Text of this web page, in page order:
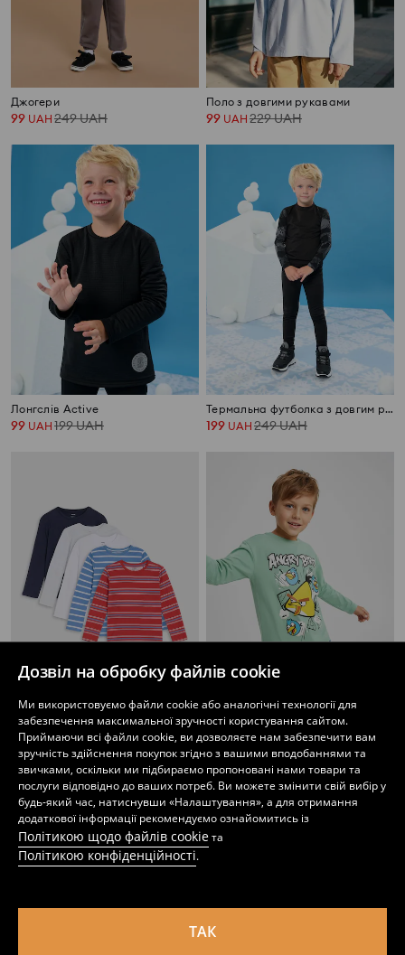
Дозвіл на обробку файлів cookie
Ми використовуємо файли cookie або аналогічні технології для
забезпечення максимальної зручності користування сайтом.
Приймаючи всі файли cookie, ви дозволяєте нам забезпечити вам
зручність здійснення покупок згідно з вашими вподобаннями та
звичками, оскільки ми підбираємо пропоновані нами товари та
послуги відповідно до ваших потреб. Ви можете змінити свій вибір у
будь-який час, натиснувши «Налаштування», а для отримання
додаткової інформації рекомендуємо ознайомитись із
Політикою щодо файлів cookieта
Політикою конфіденційності.
ТАК
Джогери
99 UAH 249UAH
Поло з довгими рукавами
99 UAH 229UAH
Лонгслів Active
99 UAH 199UAH
Термальна футболка з довгим рукавом Active
199 UAH 249UAH
Футболки з довгим рукавом, упаковка 5 шт.
349 UAH
Лонгслів Angry Birds
99 UAH129UAH